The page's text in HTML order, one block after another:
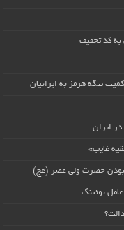
به کد تخفیف
تنگه هرمز به ایرانیان
در ایران
غایب»
بودن حضرت ولی عصر (عج)
بوئینگ